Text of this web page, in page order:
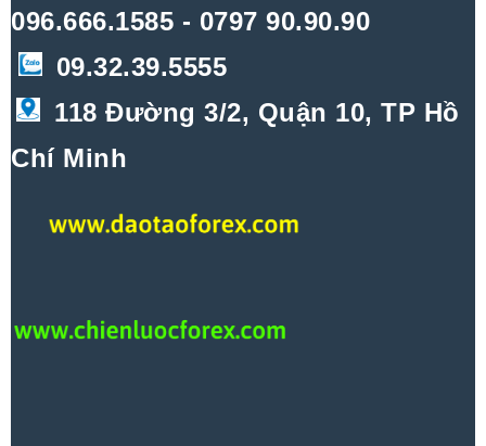
096.666.1585 - 0797 90.90.90
09.32.39.5555
118 Đường 3/2, Quận 10, TP Hồ
Chí Minh